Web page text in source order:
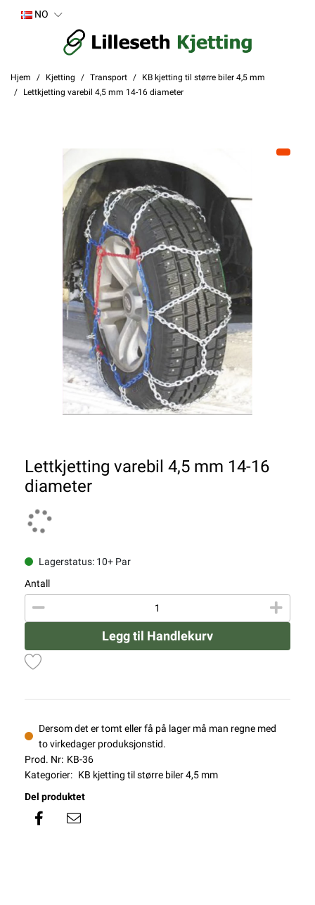
NO
Hjem Kjetting Transport
KB kjetting til større biler 4,5 mm
Lettkjetting varebil 4,5 mm 14-16 diameter
Lettkjetting varebil 4,5 mm 14-16
diameter
Lagerstatus: 10+ Par
Antall
Legg til Handlekurv
Dersom det er tomt eller få på lager må man regne med
to virkedager produksjonstid.
Prod. Nr: KB-36
Kategorier: KB kjetting til større biler 4,5 mm
Del produktet